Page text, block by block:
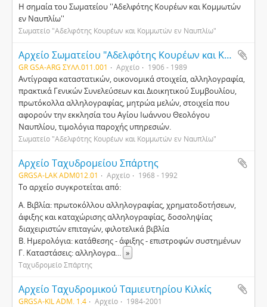
Η σημαία του Σωματείου ''Αδελφότης Κουρέων και Κομμωτών
εν Ναυπλίω''
Σωματείο "Αδελφότης Κουρέων και Κομμωτών εν Ναυπλίω"
Αρχείο Σωματείου "Αδελφότης Κουρέων και Κομμωτών εν Ναυπλίω"
GR GSA-ARG ΣΥΛΛ.011.001 Αρχείο 1906 - 1989
Αντίγραφα καταστατικών, οικονομικά στοιχεία, αλληλογραφία,
πρακτικά Γενικών Συνελεύσεων και Διοικητικού Συμβουλίου,
πρωτόκολλα αλληλογραφίας, μητρώα μελών, στοιχεία που
αφορούν την εκκλησία του Αγίου Ιωάννου Θεολόγου
Ναυπλίου, τιμολόγια παροχής υπηρεσιών.
Σωματείο "Αδελφότης Κουρέων και Κομμωτών εν Ναυπλίω"
Αρχείο Ταχυδρομείου Σπάρτης
GRGSA-LAK ADM012.01 Αρχείο 1968 - 1992
To αρχείο συγκροτείται από:
Α. Βιβλία: πρωτοκόλλου αλληλογραφίας, χρηματοδοτήσεων,
άφιξης και καταχώρισης αλληλογραφίας, δοσοληψίας
διαχειριστών επιταγών, φιλοτελικά βιβλία
Β. Ημερολόγια: κατάθεσης - άφιξης - επιστροφών συστημένων
Γ. Καταστάσεις: αλληλογρα... »
Ταχυδρομείο Σπάρτης
Αρχείο Ταχυδρομικού Ταμιευτηρίου Κιλκίς
GRGSA-KIL ADM. 1.4 Αρχείο 1984-2001